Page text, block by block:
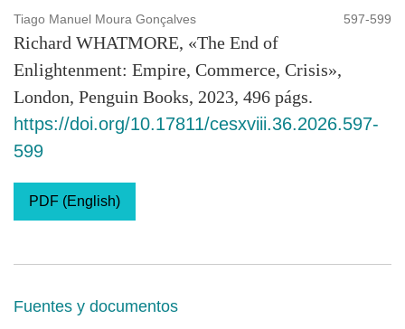
Tiago Manuel Moura Gonçalves 597-599
Richard WHATMORE, «The End of
Enlightenment: Empire, Commerce, Crisis»,
London, Penguin Books, 2023, 496 págs.
https://doi.org/10.17811/cesxviii.36.2026.597-
599
PDF (English)
Fuentes y documentos